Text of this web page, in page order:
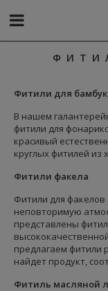
Фитили для
В нашем
фитили для
красивый
круглых фитилей из
Фитили факела
Фитили для
неповторимую
представлены
предлагаем фитили
найдет продукт,
Фитиль масляной